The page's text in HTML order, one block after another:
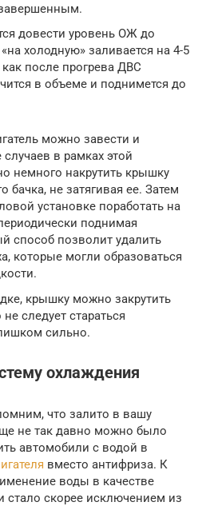
довести уровень ОЖ до
холодную» заливается на 4-5
после прогрева ДВС
в объеме и поднимется до
можно завести и
случаев в рамках этой
немного накрутить крышку
бачка, не затягивая ее. Затем
установке поработать на
поднимая
способ позволит удалить
которые могли образоваться
крышку можно закрутить
следует стараться
сильно.
охлаждения
что залито в вашу
не так давно можно было
автомобили с водой в
вместо антифриза. К
воды в качестве
скорее исключением из